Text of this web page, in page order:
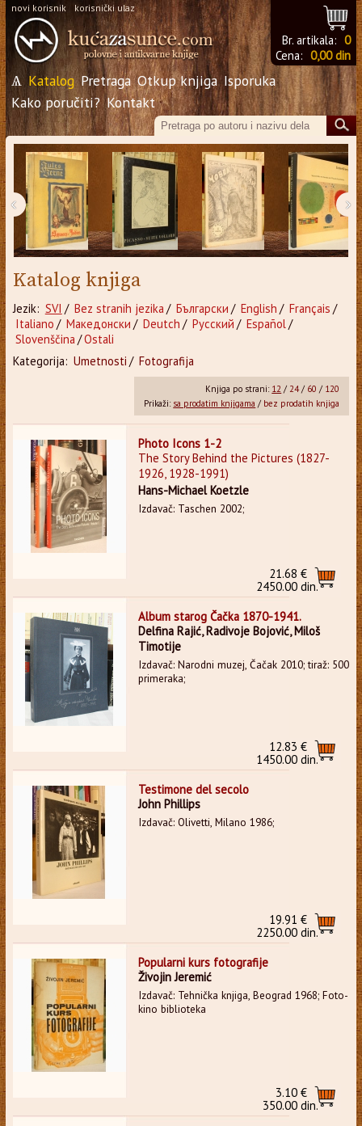
novi korisnik korisnički ulaz
Br. artikala: 0
Cena: 0,00 din
Ѧ Katalog Pretraga Otkup knjiga Isporuka
Kako poručiti? Kontakt
‹ ›
Katalog knjiga
Jezik: SVI / Bez stranih jezika / Български / English / Français /
Italiano / Македонски / Deutch / Русский / Español/
Slovenščina /Ostali
Kategorija: Umetnosti / Fotografija
Knjiga po strani: 12 /24/ 60 / 120
Prikaži: sa prodatim knjigama / bez prodatih knjiga
Photo Icons 1-2
The Story Behind the Pictures (1827-
1926, 1928-1991)
Hans-Michael Koetzle
Izdavač: Taschen 2002;
21.68 €
2450.00 din.
Album starog Čačka 1870-1941.
Delfina Rajić, Radivoje Bojović, Miloš
Timotije
Izdavač: Narodni muzej, Čačak 2010; tiraž: 500
primeraka;
12.83 €
1450.00 din.
Testimone del secolo
John Phillips
Izdavač: Olivetti, Milano 1986;
19.91 €
2250.00 din.
Popularni kurs fotografije
Živojin Jeremić
Izdavač: Tehnička knjiga, Beograd 1968; Foto-
kino biblioteka
3.10 €
350.00 din.